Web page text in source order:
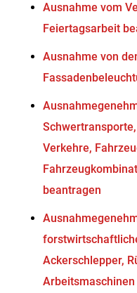
Ausnahme vom
Feiertagsarbeit
Ausnahme von
Verkehre,
beantragen
Ackerschlepper,
Arbeitsmaschinen